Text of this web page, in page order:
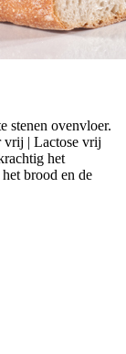
stenen ovenvloer.
vrij | Lactose vrij
het
brood en de